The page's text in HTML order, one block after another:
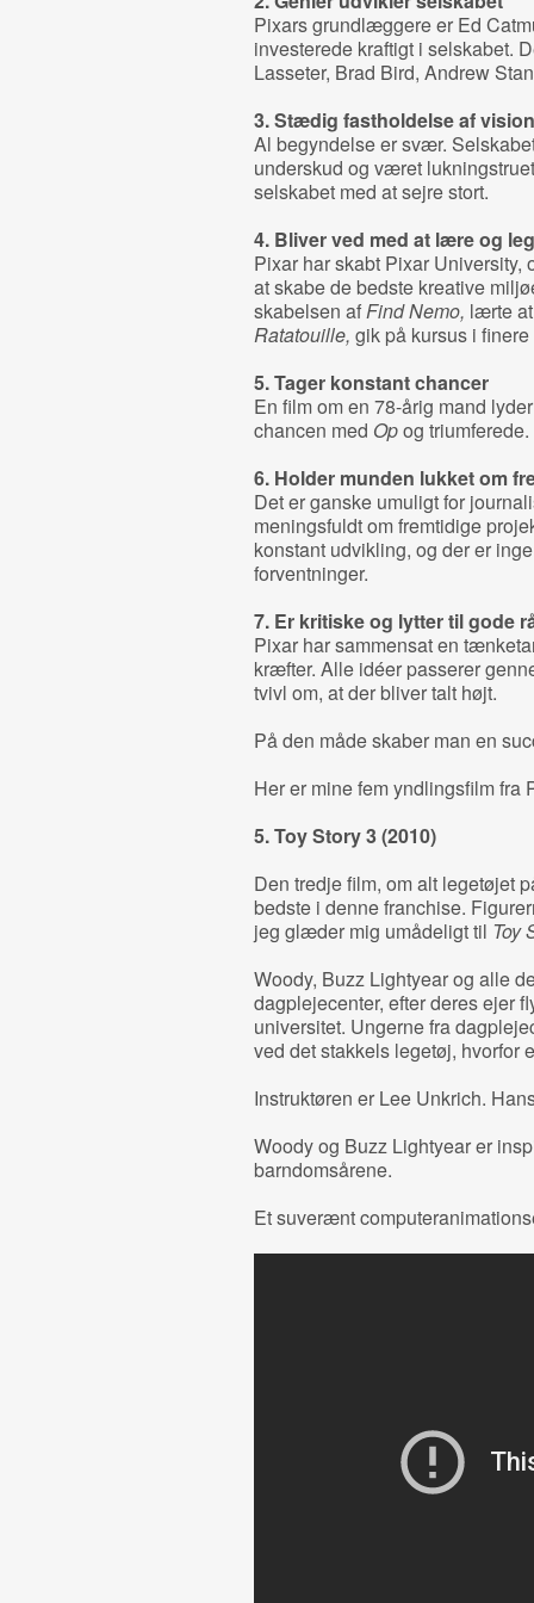
Pixars grundlæggere er Ed
investerede kraftigt i selskabet.
Lasseter, Brad Bird, Andrew
3. Stædig fastholdelse af
Al begyndelse er svær.
underskud og været
selskabet med at sejre stort.
4. Bliver ved med at lære og
Pixar har skabt Pixar University,
at skabe de bedste kreative
skabelsen afFind Nemo, lærte
Ratatouille, gik på kursus i
5.Tager konstant chancer
En film om en 78-årig mand
chancen med Opog triumferede.
6. Holder munden lukket om
Det er ganske umuligt for
meningsfuldt om fremtidige
konstant udvikling, og der er
forventninger.
7. Er kritiske og lytter til gode
Pixar har sammensat en
kræfter. Alle idéer passerer
tvivl om, at der bliver talt højt.
På den måde skaber man en
Her er mine fem yndlingsfilm fra
5. Toy Story 3 (2010)
Den tredje film, om alt legetøjet
bedste i denne franchise.
jeg glæder mig umådeligt til Toy
Woody, Buzz Lightyear og alle
dagplejecenter, efter deres ejer
universitet. Ungerne fra
ved det stakkels legetøj,
Instruktøren er Lee Unkrich.
Woody og Buzz Lightyear er
barndomsårene.
Et suverænt